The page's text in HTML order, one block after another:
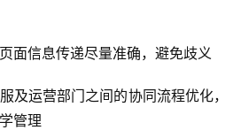
面信息传递尽量准确，避免歧义
及运营部门之间的协同流程优化，
管理